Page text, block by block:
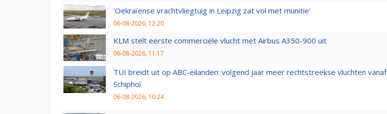
'Oekraïense vrachtvliegtuig in Leipzig zat vol met munitie'
06-08-2026, 12:20
KLM stelt eerste commerciële vlucht met Airbus A350-900 uit
06-08-2026, 11:17
TUI breidt uit op ABC-eilanden: volgend jaar meer rechtstreekse vluchten vanaf
Schiphol
06-08-2026, 10:24